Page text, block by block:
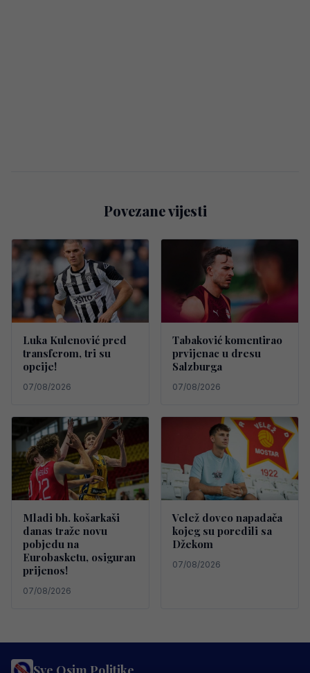
Povezane vijesti
Luka Kulenović pred
transferom, tri su
opcije!
07/08/2026
Tabaković komentirao
prvijenac u dresu
Salzburga
07/08/2026
Mladi bh. košarkaši
danas traže novu
pobjedu na
Eurobasketu, osiguran
prijenos!
07/08/2026
Velež doveo napadača
kojeg su poredili sa
Džekom
07/08/2026